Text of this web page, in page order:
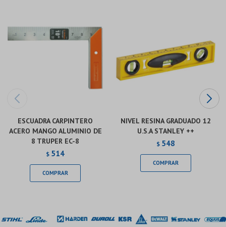
ESCUADRA CARPINTERO
ACERO MANGO ALUMINIO DE
8 TRUPER EC-8
$ 514
NIVEL RESINA GRADUADO 12
U.S.A STANLEY ++
$ 548